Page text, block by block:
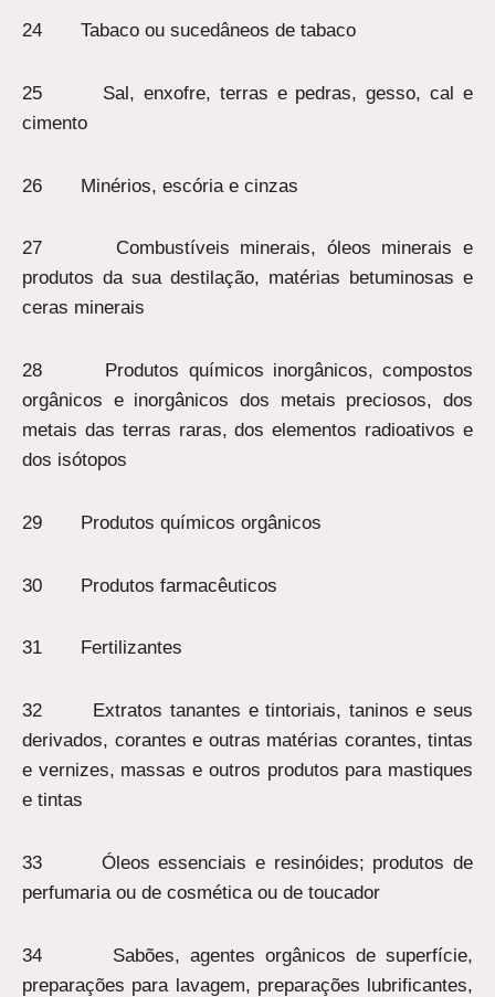
24 Tabaco ou sucedâneos de tabaco
25 Sal, enxofre, terras e pedras, gesso, cal e
cimento
26 Minérios, escória e cinzas
27 Combustíveis minerais, óleos minerais e
produtos da sua destilação, matérias betuminosas e
ceras minerais
28 Produtos químicos inorgânicos, compostos
orgânicos e inorgânicos dos metais preciosos, dos
metais das terras raras, dos elementos radioativos e
dos isótopos
29 Produtos químicos orgânicos
30 Produtos farmacêuticos
31 Fertilizantes
32 Extratos tanantes e tintoriais, taninos e seus
derivados, corantes e outras matérias corantes, tintas
e vernizes, massas e outros produtos para mastiques
e tintas
33 Óleos essenciais e resinóides; produtos de
perfumaria ou de cosmética ou de toucador
34 Sabões, agentes orgânicos de superfície,
preparações para lavagem, preparações lubrificantes,